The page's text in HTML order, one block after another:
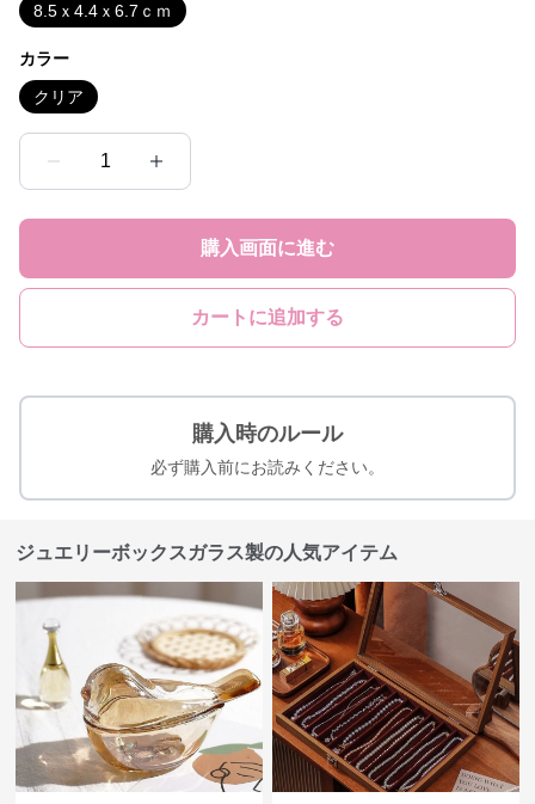
8.5ｘ4.4ｘ6.7ｃｍ
カラー
クリア
1
購入画面に進む
カートに追加する
購入時のルール
必ず購入前にお読みください。
ジュエリーボックスガラス製の人気アイテム